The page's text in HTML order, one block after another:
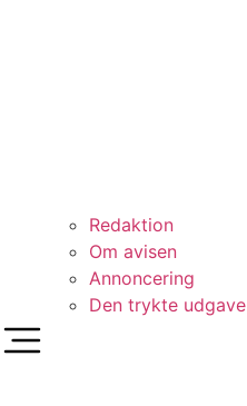
Redaktion
Om avisen
Annoncering
Den trykte udgave